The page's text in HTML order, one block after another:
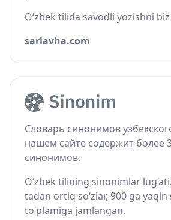
O‘zbek tilida savodli yozishni
sarlavha.com
Словарь синонимов
нашем сайте содержит более
синонимов.
O‘zbek tilining sinonimlar
tadan ortiq so‘zlar, 900 ga
to‘plamiga jamlangan.